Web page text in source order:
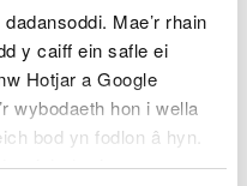
Mae’r rhain
y caiff ein safle ei
Hotjar a Google
wybodaeth hon i wella
bod yn fodlon â hyn.
eich dewis.
neu a werthir
fodrwyo gyda
yn ddarllenedwy gyda
/ band mewn cylch
neu unrhyw